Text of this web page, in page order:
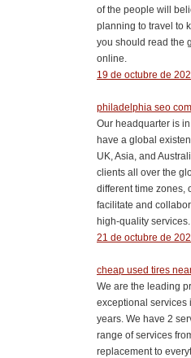
of the people will
planning to travel to
you should read the
online.
19 de octubre de
philadelphia seo
Our headquarter is
have a global
UK, Asia, and
clients all over the
different time zones,
facilitate and
high-quality services.
21 de octubre de
cheap used tires
We are the leading
exceptional services
years. We have 2
range of services
replacement to